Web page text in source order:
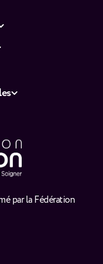
par la Fédération